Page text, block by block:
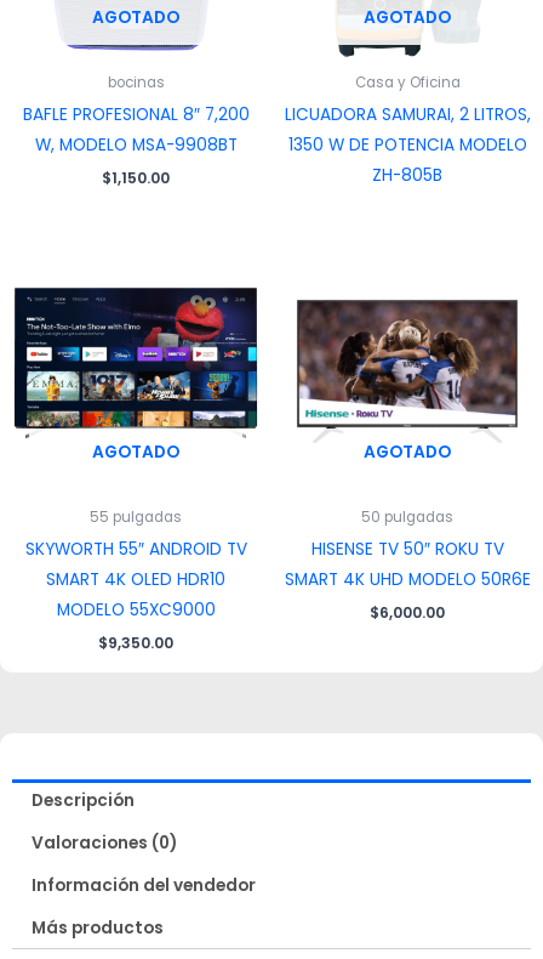
AGOTADO
bocinas
BAFLE PROFESIONAL 8″ 7,200
W, MODELO MSA-9908BT
$1,150.00
AGOTADO
Casa y Oficina
LICUADORA SAMURAI, 2 LITROS,
1350 W DE POTENCIA MODELO
ZH-805B
AGOTADO
55 pulgadas
SKYWORTH 55″ ANDROID TV
SMART 4K OLED HDR10
MODELO 55XC9000
$9,350.00
AGOTADO
50 pulgadas
HISENSE TV 50″ ROKU TV
SMART 4K UHD MODELO 50R6E
$6,000.00
Descripción
Valoraciones (0)
Información del vendedor
Más productos